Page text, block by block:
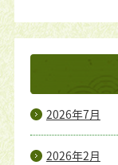
2026年7月
2026年2月